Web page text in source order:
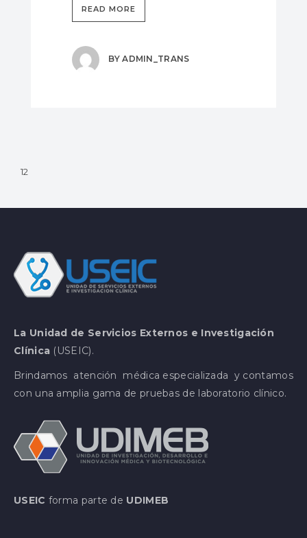
READ MORE
BYADMIN_TRANS
12
La Unidad de Servicios Externos e Investigación
Clínica (USEIC).
Brindamos atención médica especializada y contamos
con una amplia gama de pruebas de laboratorio clínico.
USEIC forma parte de UDIMEB